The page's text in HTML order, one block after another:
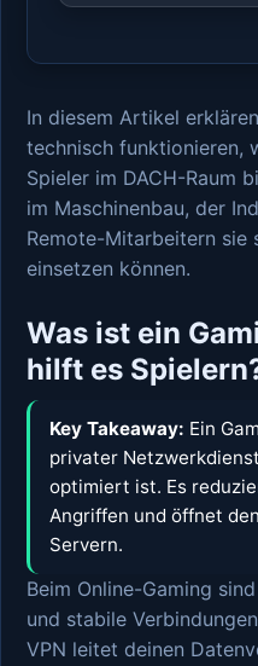
In diesem Artikel
technisch funktionieren,
Spieler im DACH-Raum
im Maschinenbau, der
Remote-Mitarbeitern sie
einsetzen können.
Was ist ein
hilft es
Key Takeaway: Ein
privater
optimiert ist. Es
Angriffen und öffnet
Servern.
Beim Online-Gaming
und stabile
VPN leitet deinen